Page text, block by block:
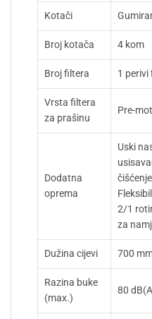
Kotači
Broj kotača 4 kom
Broj filtera 1 perivi
Vrsta filtera
za prašinu
Pre-
Dodatna
oprema
Uski
2/1
za
Dužina cijevi 700
Razina buke
(max.)
80